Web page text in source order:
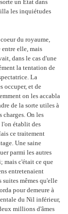
un État dans
les inquiétudes
du royaume,
elle, mais
dans le cas d'une
la tentation de
La
occuper, et de
on les accabla
de la sorte utiles à
On les
l'on établit des
ce traitement
Une saine
parmi les autres
mais c'était ce que
entretenaient
suites mêmes qu'elle
pour demeure à
du Nil inférieur,
millions d'âmes